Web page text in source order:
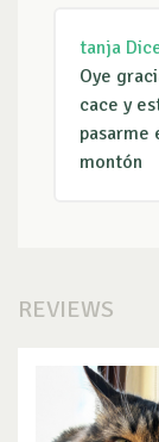
tanja
Oye
cace y
montón
REVIEWS